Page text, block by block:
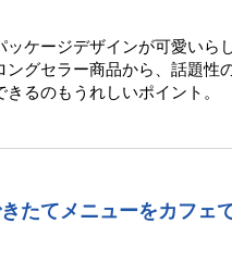
ケージデザインが可愛いら
グセラー商品から、話題性
るのもうれしいポイント。
たてメニューをカフェ